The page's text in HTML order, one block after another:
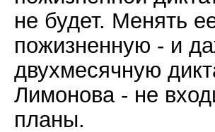
не будет. Менять
пожизненную - и
двухмесячную
Лимонова - не
планы.